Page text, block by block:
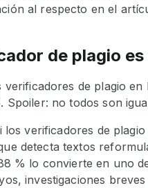
al respecto en el
de plagio
verificadores de plagio
Spoiler: no todos son
los verificadores de
detecta textos
% lo convierte en uno
investigaciones